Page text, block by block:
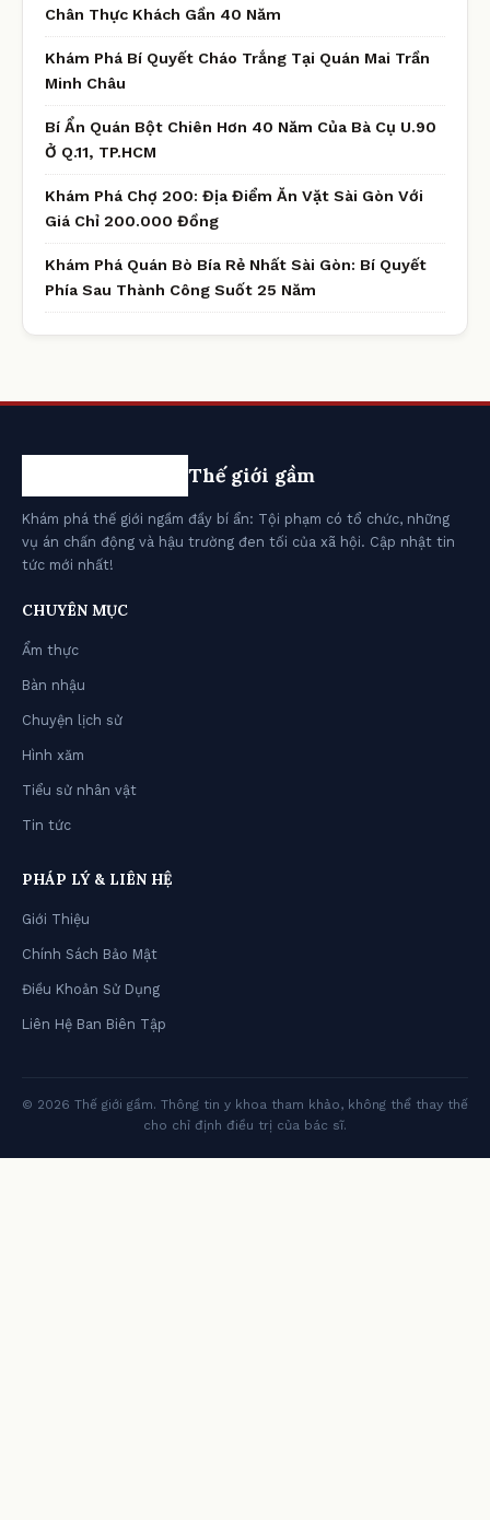
Chân Thực Khách Gần 40 Năm
Khám Phá Bí Quyết Cháo Trắng Tại Quán Mai Trần
Minh Châu
Bí Ẩn Quán Bột Chiên Hơn 40 Năm Của Bà Cụ U.90
Ở Q.11, TP.HCM
Khám Phá Chợ 200: Địa Điểm Ăn Vặt Sài Gòn Với
Giá Chỉ 200.000 Đồng
Khám Phá Quán Bò Bía Rẻ Nhất Sài Gòn: Bí Quyết
Phía Sau Thành Công Suốt 25 Năm
Thế giới gầm
Khám phá thế giới ngầm đầy bí ẩn: Tội phạm có tổ chức, những
vụ án chấn động và hậu trường đen tối của xã hội. Cập nhật tin
tức mới nhất!
CHUYÊN MỤC
Ẩm thực
Bàn nhậu
Chuyện lịch sử
Hình xăm
Tiểu sử nhân vật
Tin tức
PHÁP LÝ & LIÊN HỆ
Giới Thiệu
Chính Sách Bảo Mật
Điều Khoản Sử Dụng
Liên Hệ Ban Biên Tập
© 2026 Thế giới gầm. Thông tin y khoa tham khảo, không thể thay thế
cho chỉ định điều trị của bác sĩ.